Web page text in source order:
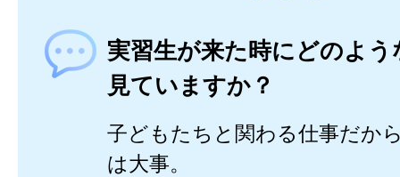
実習生が来た時にどのよ
見ていますか？
子どもたちと関わる仕事だか
は大事。